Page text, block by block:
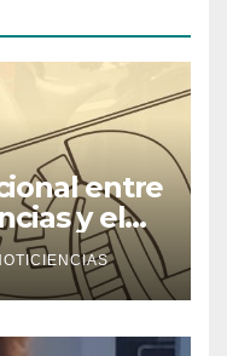
entre
y el
y